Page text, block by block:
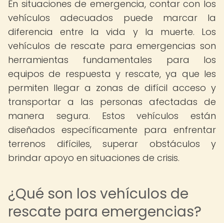
En situaciones de emergencia, contar con los
vehículos adecuados puede marcar la
diferencia entre la vida y la muerte. Los
vehículos de rescate para emergencias son
herramientas fundamentales para los
equipos de respuesta y rescate, ya que les
permiten llegar a zonas de difícil acceso y
transportar a las personas afectadas de
manera segura. Estos vehículos están
diseñados específicamente para enfrentar
terrenos difíciles, superar obstáculos y
brindar apoyo en situaciones de crisis.
¿Qué son los vehículos de
rescate para emergencias?